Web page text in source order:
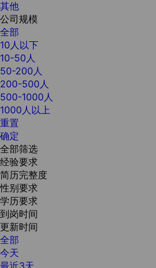
其他
公司规模
全部
10人以下
10-50人
50-200人
200-500人
500-1000人
1000人以上
重置
确定
全部筛选
经验要求
简历完整度
性别要求
学历要求
到岗时间
更新时间
全部
今天
最近3天